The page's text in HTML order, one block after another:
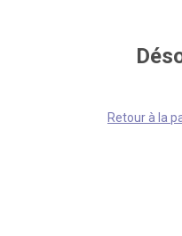
Retour à la